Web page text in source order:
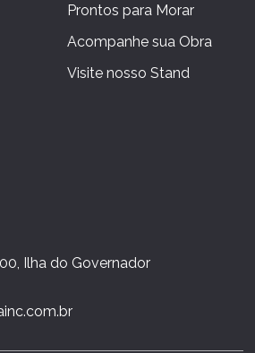
Prontos para Morar
Acompanhe sua Obra
Visite nosso Stand
Ilha do Governador